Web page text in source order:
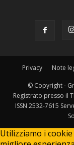
Privacy Note
© Copyright -
Registrato presso il
ISSN 2532-7615
Utilizziamo i